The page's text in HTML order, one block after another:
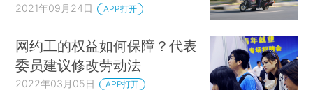
2021年09月24日 APP打开
网约工的权益如何保障？代表
委员建议修改劳动法
2022年03月05日 APP打开